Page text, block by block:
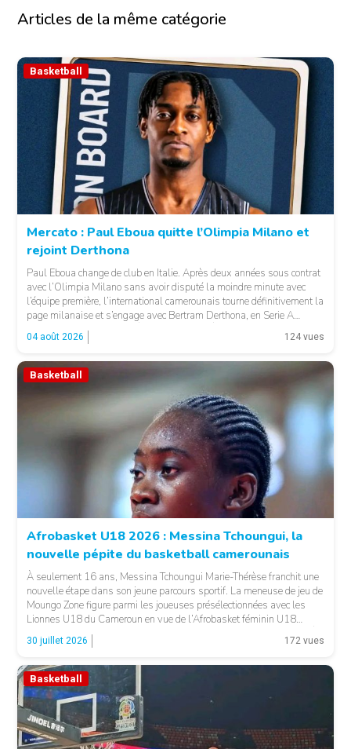
Articles de la même catégorie
© Basket 237
Basketball
Mercato : Paul Eboua quitte l’Olimpia Milano et
rejoint Derthona
Paul Eboua change de club en Italie. Après deux années sous contrat
avec l’Olimpia Milano sans avoir disputé la moindre minute avec
l’équipe première, l’international camerounais tourne définitivement la
page milanaise et s’engage avec Bertram Derthona, en Serie A
italienne. LA SUITE APRÈS LA PUBLICITÉ Arrivé à Milan en 2024
pour un contrat de […]
04 août 2026 124 vues
© 237lions.com
Basketball
Afrobasket U18 2026 : Messina Tchoungui, la
nouvelle pépite du basketball camerounais
À seulement 16 ans, Messina Tchoungui Marie-Thérèse franchit une
nouvelle étape dans son jeune parcours sportif. La meneuse de jeu de
Moungo Zone figure parmi les joueuses présélectionnées avec les
Lionnes U18 du Cameroun en vue de l’Afrobasket féminin U18
2026, qui se déroulera à Abidjan, en Côte d’Ivoire. LA SUITE APRÈS
LA PUBLICITÉ […]
30 juillet 2026 172 vues
Basketball